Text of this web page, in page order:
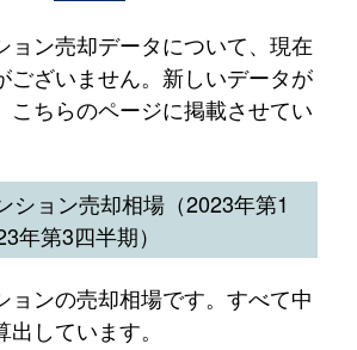
ョン売却データについて、現在
ございません。新しいデータが
こちらのページに掲載させてい
ション売却相場（2023年第1
年第3四半期）
ョンの売却相場です。すべて中
しています。